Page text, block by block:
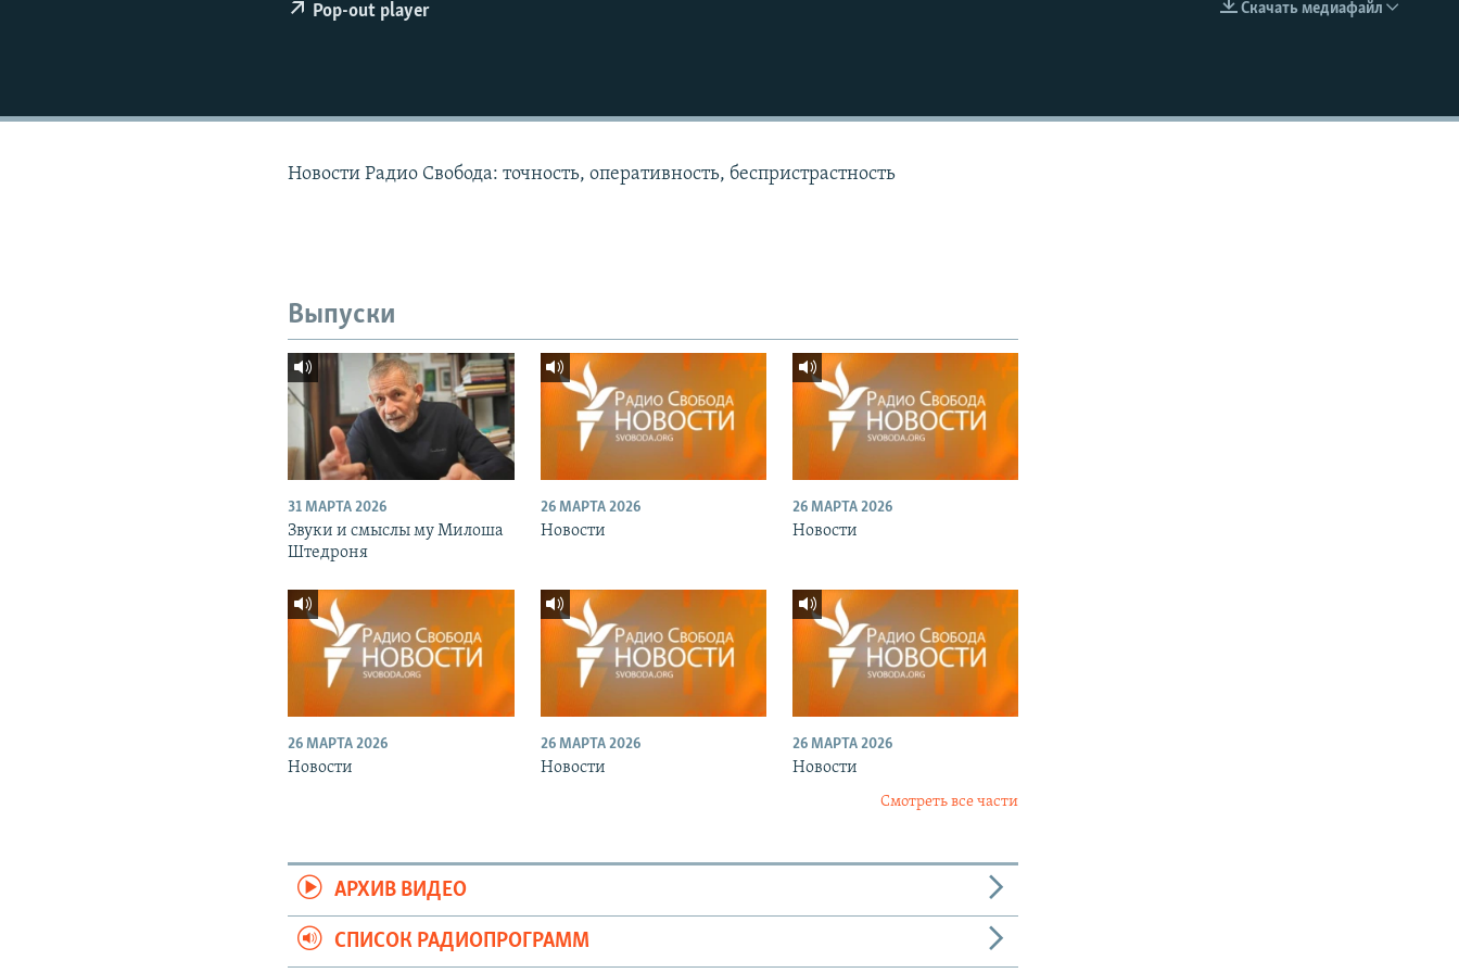
EMBED
Скачать медиафайл
Pop-out player
Новости Радио Свобода: точность, оперативность, беспристрастность
Выпуски
31 МАРТА 2026
Звуки и смыслы му Милоша
Штедроня
26 МАРТА 2026
Новости
26 МАРТА 2026
Новости
26 МАРТА 2026
Новости
26 МАРТА 2026
Новости
26 МАРТА 2026
Новости
Смотреть все части
АРХИВ ВИДЕО
СПИСОК РАДИОПРОГРАММ